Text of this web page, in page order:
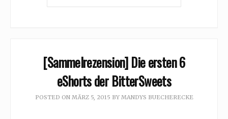
[Sammelrezension] Die ersten 6
eShorts der BitterSweets
POSTED ON MÄRZ 5, 2015 BY MANDYS BUECHERECKE